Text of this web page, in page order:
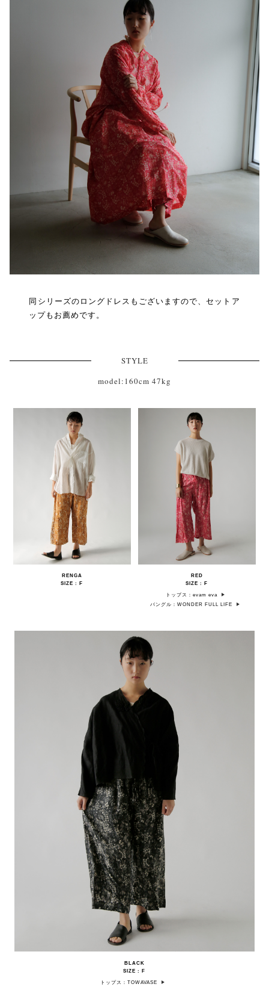
同シリーズのロングドレスもございますので、セットア
ップもお薦めです。
STYLE
model:160cm 47kg
RENGA
SIZE : F
RED
SIZE : F
トップス：evam eva
バングル：WONDER FULL LIFE
BLACK
SIZE : F
トップス：TOWAVASE